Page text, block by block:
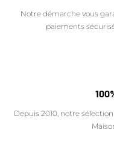
Notre démarche vous
paiements
Depuis 2010, notre